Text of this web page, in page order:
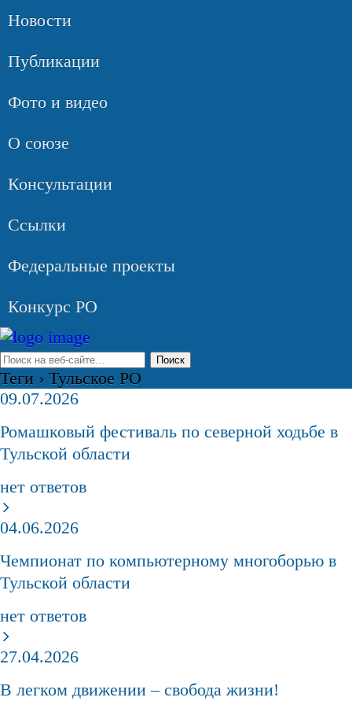
Новости
Публикации
Фото и видео
О союзе
Консультации
Ссылки
Федеральные проекты
Конкурс РО
Теги › Тульское РО
09.07.2026
Ромашковый фестиваль по северной ходьбе в
Тульской области
нет ответов
04.06.2026
Чемпионат по компьютерному многоборью в
Тульской области
нет ответов
27.04.2026
В легком движении – свобода жизни!